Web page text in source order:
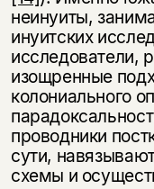
неинуиты,
инуитских
исследователи,
изощренные
колониального
проводники
сути,
схемы и